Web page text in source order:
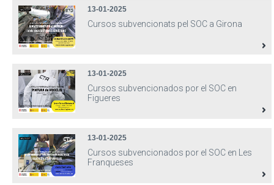
13-01-2025
Cursos subvencionats pel SOC a Girona
13-01-2025
Cursos subvencionados por el SOC en
Figueres
13-01-2025
Cursos subvencionados por el SOC en Les
Franqueses